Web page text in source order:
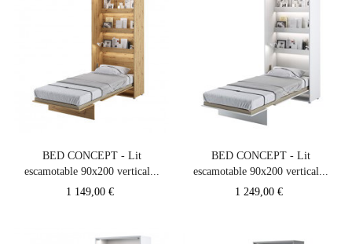
BED CONCEPT - Lit
escamotable 90x200 vertical...
Prix
1 149,00 €
BED CONCEPT - Lit
escamotable 90x200 vertical...
Prix
1 249,00 €